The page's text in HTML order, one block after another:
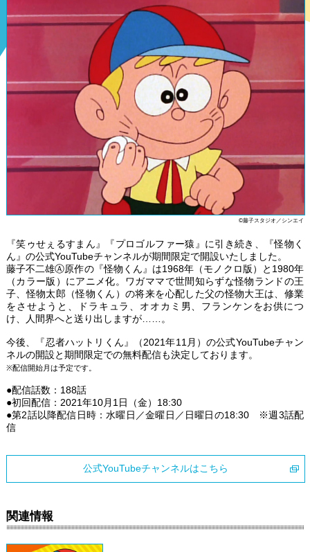
©藤子スタジオ／シンエイ
『笑ゥせぇるすまん』『プロゴルファー猿』に引き続き、『怪物く
ん』の公式YouTubeチャンネルが期間限定で開設いたしました。
藤子不二雄Ⓐ原作の『怪物くん』は1968年（モノクロ版）と1980年
（カラー版）にアニメ化。ワガママで世間知らずな怪物ランドの王
子、怪物太郎（怪物くん）の将来を心配した父の怪物大王は、修業
をさせようと、ドラキュラ、オオカミ男、フランケンをお供につ
け、人間界へと送り出しますが……。
今後、『忍者ハットリくん』（2021年11月）の公式YouTubeチャン
ネルの開設と期間限定での無料配信も決定しております。
※配信開始月は予定です。
●配信話数：188話
●初回配信：2021年10月1日（金）18:30
●第2話以降配信日時：水曜日／金曜日／日曜日の18:30 ※週3話配
信
公式YouTubeチャンネルはこちら
関連情報